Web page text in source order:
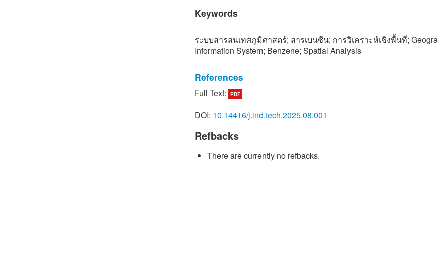
Keywords
ระบบสารสนเทศภูมิศาสตร์; สารเบนซีน; การวิเคราะห์เชิงพื้นที่;
Information System; Benzene; Spatial Analysis
References
[1] Pollution Control Department, Summary report of surveillance for
Environment, 2023, 1-2. (in Thai)
[2] T. Chaiyakhom and S. Jirakajornkul, Application of geographic
Thai Journal of Science and Technology, 2014, 3(3), 160-172. (in
Full Text: PDF
DOI: 10.14416/j.ind.tech.2025.08.001
Refbacks
There are currently no refbacks.